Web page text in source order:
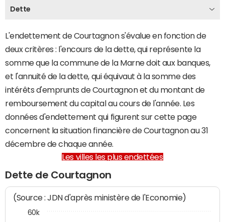
Dette
L'endettement de Courtagnon s'évalue en fonction de
deux critères : l'encours de la dette, qui représente la
somme que la commune de la Marne doit aux banques,
et l'annuité de la dette, qui équivaut à la somme des
intérêts d'emprunts de Courtagnon et du montant de
remboursement du capital au cours de l'année. Les
données d'endettement qui figurent sur cette page
concernent la situation financière de Courtagnon au 31
décembre de chaque année.
Les villes les plus endettées
Dette de Courtagnon
(Source : JDN d'après ministère de l'Economie)
60k